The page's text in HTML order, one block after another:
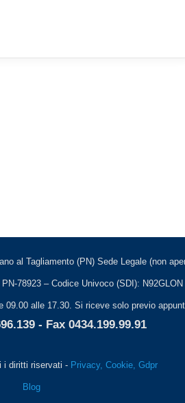
al Tagliamento (PN) Sede Legale (non
78923 – Codice Univoco (SDI): N92GLON
alle 17.30. Si riceve solo previo
- Fax 0434.199.99.91
i diritti riservati - Privacy, Cookie, Gdpr
Blog